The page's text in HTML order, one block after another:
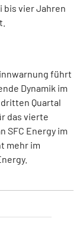
bis vier Jahren
führt
Dynamik im
dritten Quartal
das vierte
SFC Energy im
mehr im